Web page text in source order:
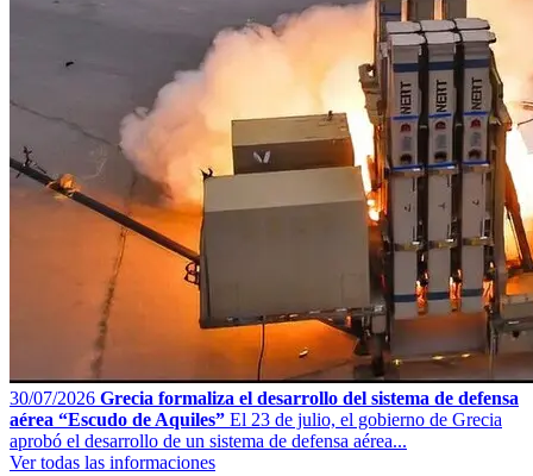
30/07/2026 Grecia formaliza el desarrollo del sistema de defensa
aérea “Escudo de Aquiles” El 23 de julio, el gobierno de Grecia
aprobó el desarrollo de un sistema de defensa aérea...
Ver todas las informaciones